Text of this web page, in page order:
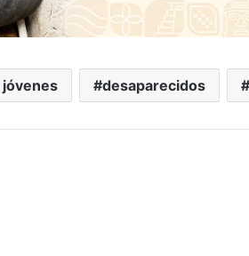
desaparecidos